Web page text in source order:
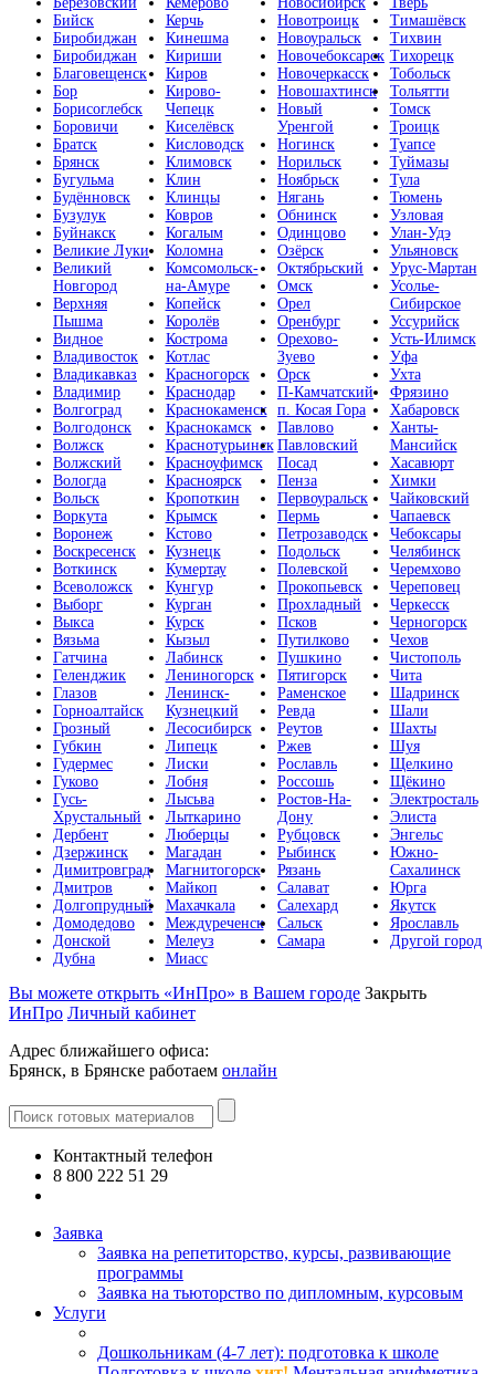
Бийск
Биробиджан
Биробиджан
Благовещенск
Бор
Борисоглебск
Боровичи
Братск
Брянск
Бугульма
Будённовск
Бузулук
Буйнакск
Великие Луки
Великий
Новгород
Верхняя
Пышма
Видное
Владивосток
Владикавказ
Владимир
Волгоград
Волгодонск
Волжск
Волжский
Вологда
Вольск
Воркута
Воронеж
Воскресенск
Воткинск
Всеволожск
Выборг
Выкса
Вязьма
Гатчина
Геленджик
Глазов
Горноалтайск
Грозный
Губкин
Гудермес
Гуково
Гусь-
Хрустальный
Дербент
Дзержинск
Димитровград
Дмитров
Долгопрудный
Домодедово
Донской
Дубна
Керчь
Кинешма
Кириши
Киров
Кирово-
Чепецк
Киселёвск
Кисловодск
Климовск
Клин
Клинцы
Ковров
Когалым
Коломна
Комсомольск-
на-Амуре
Копейск
Королёв
Кострома
Котлас
Красногорск
Краснодар
Краснокаменск
Краснокамск
Краснотурьинск
Красноуфимск
Красноярск
Кропоткин
Крымск
Кстово
Кузнецк
Кумертау
Кунгур
Курган
Курск
Кызыл
Лабинск
Лениногорск
Ленинск-
Кузнецкий
Лесосибирск
Липецк
Лиски
Лобня
Лысьва
Лыткарино
Люберцы
Магадан
Магнитогорск
Майкоп
Махачкала
Междуреченск
Мелеуз
Миасс
Новотроицк
Новоуральск
Новочебоксарск
Новочеркасск
Новошахтинск
Новый
Уренгой
Ногинск
Норильск
Ноябрьск
Нягань
Обнинск
Одинцово
Озёрск
Октябрьский
Омск
Орел
Оренбург
Орехово-
Зуево
Орск
П-Камчатский
п. Косая Гора
Павлово
Павловский
Посад
Пенза
Первоуральск
Пермь
Петрозаводск
Подольск
Полевской
Прокопьевск
Прохладный
Псков
Путилково
Пушкино
Пятигорск
Раменское
Ревда
Реутов
Ржев
Рославль
Россошь
Ростов-На-
Дону
Рубцовск
Рыбинск
Рязань
Салават
Салехард
Сальск
Самара
Тимашёвск
Тихвин
Тихорецк
Тобольск
Тольятти
Томск
Троицк
Туапсе
Туймазы
Тула
Тюмень
Узловая
Улан-Удэ
Ульяновск
Урус-Мартан
Усолье-
Сибирское
Уссурийск
Усть-Илимск
Уфа
Ухта
Фрязино
Хабаровск
Ханты-
Мансийск
Хасавюрт
Химки
Чайковский
Чапаевск
Чебоксары
Челябинск
Черемхово
Череповец
Черкесск
Черногорск
Чехов
Чистополь
Чита
Шадринск
Шали
Шахты
Шуя
Щелкино
Щёкино
Электросталь
Элиста
Энгельс
Южно-
Сахалинск
Юрга
Якутск
Ярославль
Другой город
Вы можете открыть «ИнПро» в Вашем городе Закрыть
ИнПро Личный кабинет
Адрес ближайшего офиса:
Брянск, в Брянске работаем онлайн
Контактный телефон
8 800 222 51 29
Заявка
Заявка на репетиторство, курсы, развивающие
программы
Заявка на тьюторство по дипломным, курсовым
Услуги
Дошкольникам (4-7 лет): подготовка к школе